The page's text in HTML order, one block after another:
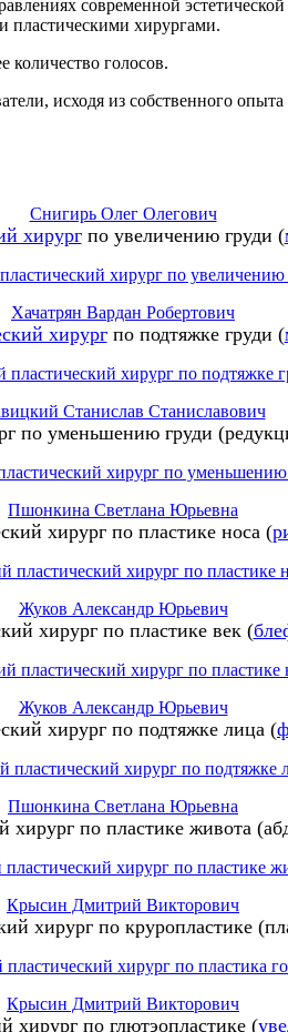
современной
пластическими хирургами.
количество голосов.
исходя из собственного
Снигирь Олег Олегович
хирургпо увеличению груди (
Хачатрян Вардан Робертович
хирургпо подтяжке груди (
Станислав Станиславович
по уменьшению груди
Пшонкина Светлана Юрьевна
хирург по пластике носа (
Жуков Александр Юрьевич
хирург по пластике век (
Жуков Александр Юрьевич
хирург по подтяжке лица (
Пшонкина Светлана Юрьевна
хирург по пластике живота
Крысин Дмитрий Викторович
хирург по круропластике
Крысин Дмитрий Викторович
хирург по глютэопластике (